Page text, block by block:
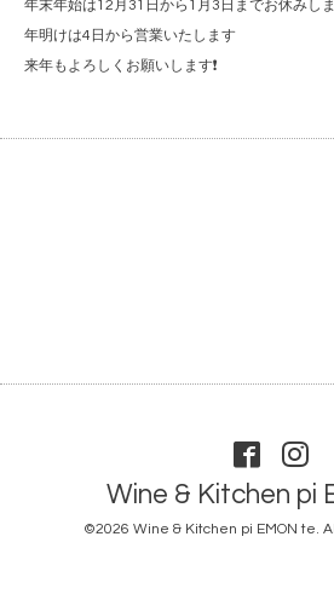
年末年始は12月31日から1月3日までお休みし
年明けは4日から営業いたします
来年もよろしくお願いします❗️
Wine & Kitchen pi
©2026 Wine & Kitchen pi EMON te.